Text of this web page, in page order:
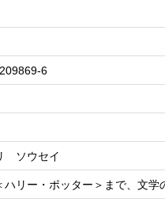
6
ソウセイ
ハリー・ポッター＞まで、文学